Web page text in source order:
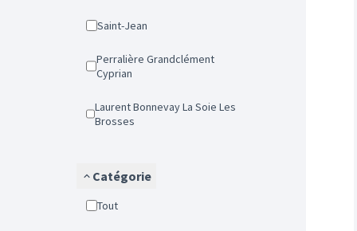
Saint-Jean
Perralière Grandclément
Cyprian
Laurent Bonnevay La Soie Les
Brosses
Catégorie
Tout